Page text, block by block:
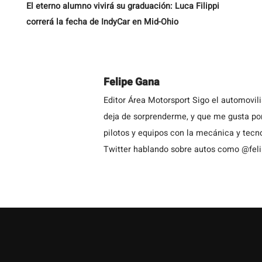
El eterno alumno vivirá su graduación: Luca Filippi
correrá la fecha de IndyCar en Mid-Ohio
Felipe Gana
Editor Área Motorsport Sigo el
deja de sorprenderme, y que me gusta
pilotos y equipos con la mecánica y
Twitter hablando sobre autos como